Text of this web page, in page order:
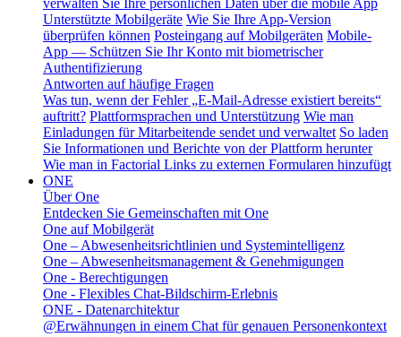
Unterstützte Mobilgeräte Wie Sie Ihre App-Version
überprüfen können Posteingang auf Mobilgeräten Mobile-
App — Schützen Sie Ihr Konto mit biometrischer
Authentifizierung
Antworten auf häufige Fragen
Was tun, wenn der Fehler „E-Mail-Adresse existiert bereits“
auftritt? Plattformsprachen und Unterstützung Wie man
Einladungen für Mitarbeitende sendet und verwaltet So laden
Sie Informationen und Berichte von der Plattform herunter
Wie man in Factorial Links zu externen Formularen hinzufügt
ONE
Über One
Entdecken Sie Gemeinschaften mit One
One auf Mobilgerät
One – Abwesenheitsrichtlinien und Systemintelligenz
One – Abwesenheitsmanagement & Genehmigungen
One - Berechtigungen
One - Flexibles Chat-Bildschirm-Erlebnis
ONE - Datenarchitektur
@Erwähnungen in einem Chat für genauen Personenkontext